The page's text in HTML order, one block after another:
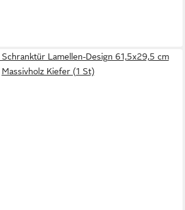
Lamellen-Design 61,5x29,5 cm
Massivholz Kiefer (1 St)